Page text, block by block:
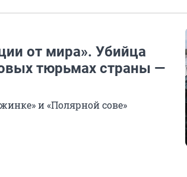
от мира». Убийца
тюрьмах страны —
и «Полярной сове»